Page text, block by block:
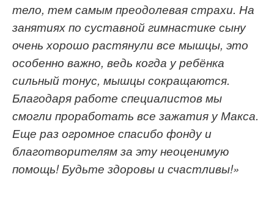
тело, тем самым преодолеваястрахи. На
занятиях по суставной гимнастике сыну
очень хорошо растянули все мышцы, это
особенно важно, ведь когда у ребёнка
сильный тонус, мышцы сокращаются.
Благодаря работе специалистов мы
смогли проработать все зажатия у Макса.
Еще раз огромное спасибо фонду и
благотворителямза эту неоценимую
помощь! Будьте здоровы и счастливы!»